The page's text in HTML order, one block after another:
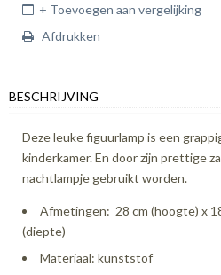
+ Toevoegen aan vergelijking
Afdrukken
BESCHRIJVING
Deze leuke figuurlamp is een
kinderkamer. En door zijn prettige
nachtlampje gebruikt worden.
Afmetingen: 28 cm (hoogte) x
(diepte)
Materiaal: kunststof